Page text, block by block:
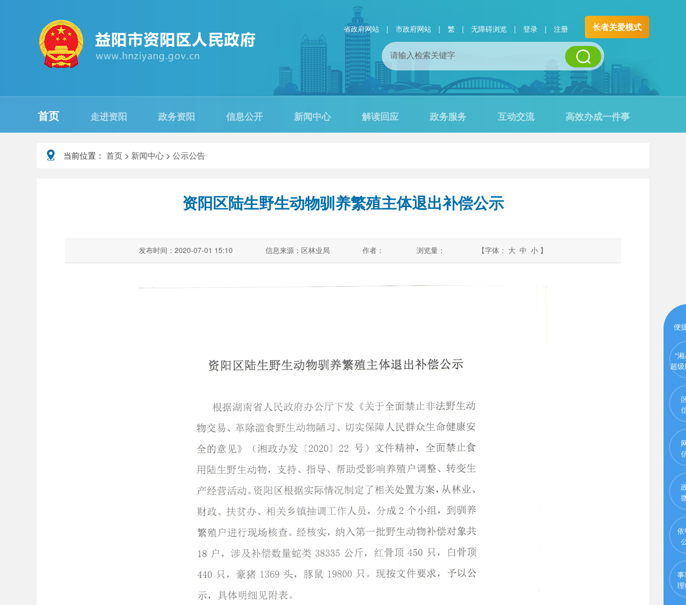
省政府网站 | 市政府网站 | 繁 | 无障碍浏览 | 登录 | 注册 长者关爱模式
首页 走进资阳 政务资阳 信息公开 新闻中心 解读回应 政务服务 互动交流 高效办成一件事
当前位置： 首页 > 新闻中心 > 公示公告
资阳区陆生野生动物驯养繁殖主体退出补偿公示
发布时间：2020-07-01 15:10 信息来源：区林业局 作者： 浏览量： 【字体： 大 中 小 】
便
“
超